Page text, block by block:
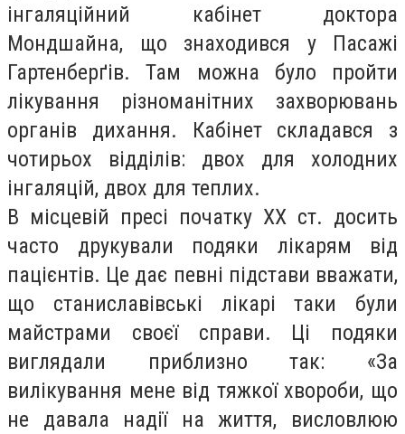
інгаляційний кабінет доктора
Мондшайна, що знаходився у Пасажі
Гартенберґів. Там можна було пройти
лікування різноманітних захворювань
органів дихання. Кабінет складався з
чотирьох відділів: двох для холодних
інгаляцій, двох для теплих.
В місцевій пресі початку ХХ ст. досить
часто друкували подяки лікарям від
пацієнтів. Це дає певні підстави вважати,
що станиславівські лікарі таки були
майстрами своєї справи. Ці подяки
виглядали приблизно так: «За
вилікування мене від тяжкої хвороби, що
не давала надії на життя, висловлюю